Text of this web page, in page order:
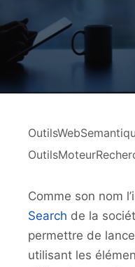
Comme son nom
Search de la
permettre de
utilisant les